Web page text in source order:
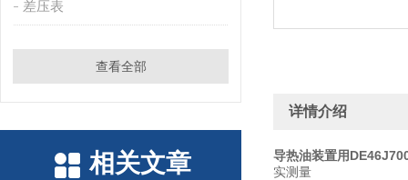
差压表
查看全部
相关文章
详情介绍
导热油装置用
实测量